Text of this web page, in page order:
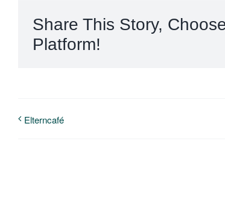
Share This Story,
Platform!
Elterncafé